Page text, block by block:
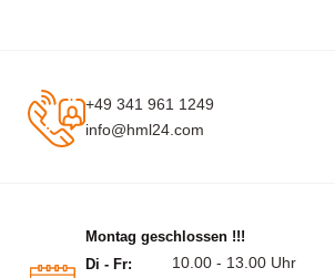
+49 341 961 1249
info@hml24.com
Montag geschlossen !!!
Di - Fr:
10.00 - 13.00 Uhr